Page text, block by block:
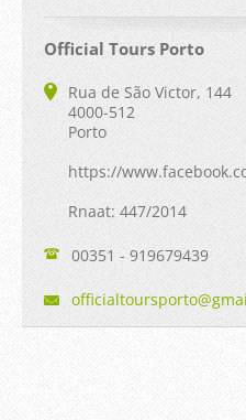
Official Tours Porto
Rua de São Victor, 144
4000-512
Porto
https://
Rnaat: 447/2014
00351 - 919679439
officialtourspor